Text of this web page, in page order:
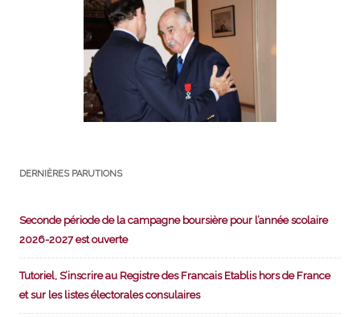
DERNIÈRES PARUTIONS
Seconde période de la campagne boursière pour l’année scolaire
2026-2027 est ouverte
Tutoriel, S’inscrire au Registre des Francais Etablis hors de France
et sur les listes électorales consulaires